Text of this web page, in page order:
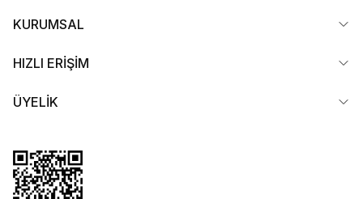
KURUMSAL
HIZLI ERİŞİM
ÜYELİK